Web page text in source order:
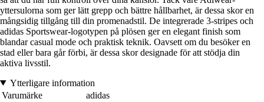
yttersulorna som ger lätt grepp och bättre hållbarhet, är dessa skor en
mångsidig tillgång till din promenadstil. De integrerade 3-stripes och
adidas Sportswear-logotypen på plösen ger en elegant finish som
blandar casual mode och praktisk teknik. Oavsett om du besöker en
stad eller bara går förbi, är dessa skor designade för att stödja din
aktiva livsstil.
Ytterligare information
Varumärke
adidas